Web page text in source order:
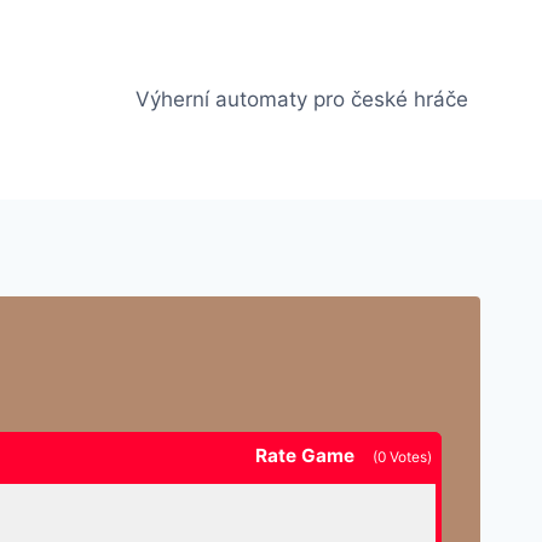
Výherní automaty pro české hráče
Rate Game (0 Votes)